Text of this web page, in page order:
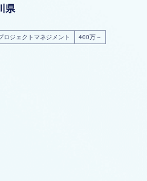
県
ロジェクトマネジメント 400万～